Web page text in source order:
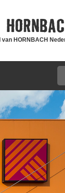
van HORNBACH